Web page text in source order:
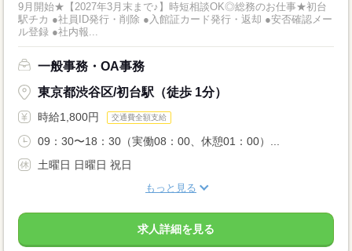
9月開始★【2027年3月末まで♪】時短相談OK◎総務のお仕事★初台
駅チカ ●社員ID発行・削除 ●入館証カード発行・返却 ●安否確認メー
ル登録 ●社内報...
一般事務・OA事務
東京都渋谷区/初台駅（徒歩 1分）
時給1,800円 交通費全額支給
09：30〜18：30（実働08：00、休憩01：00）...
土曜日 日曜日 祝日
もっと見る
求人詳細を見る